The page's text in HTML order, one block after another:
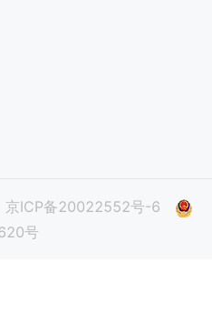
京ICP备20022552号-6
号